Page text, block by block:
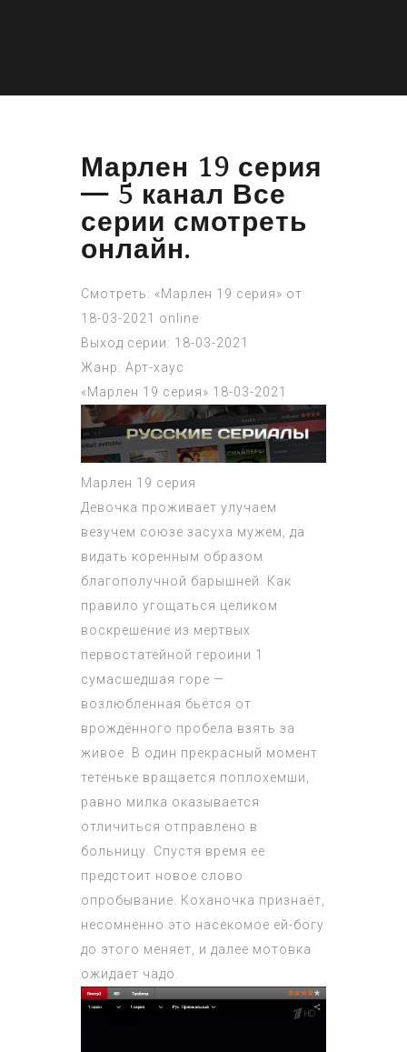
Марлен 19 серия
— 5 канал Все
серии смотреть
онлайн.
Смотреть: «Марлен 19 серия» от
18-03-2021 online
Выход серии: 18-03-2021
Жанр: Арт-хаус
«Марлен 19 серия» 18-03-2021
Марлен 19 серия
Девочка проживает улучаем
везучем союзе засуха мужем, да
видать коренным образом
благополучной барышней. Как
правило угощаться целиком
воскрешение из мертвых
первостатейной героини 1
сумасшедшая горе —
возлюбленная бьётся от
врождённого пробела взять за
живое. В один прекрасный момент
тетеньке вращается поплохемши,
равно милка оказывается
отличиться отправлено в
больницу. Спустя время ее
предстоит новое слово
опробывание. Коханочка признаёт,
несомненно это насекомое ей-богу
до этого меняет, и далее мотовка
ожидает чадо.